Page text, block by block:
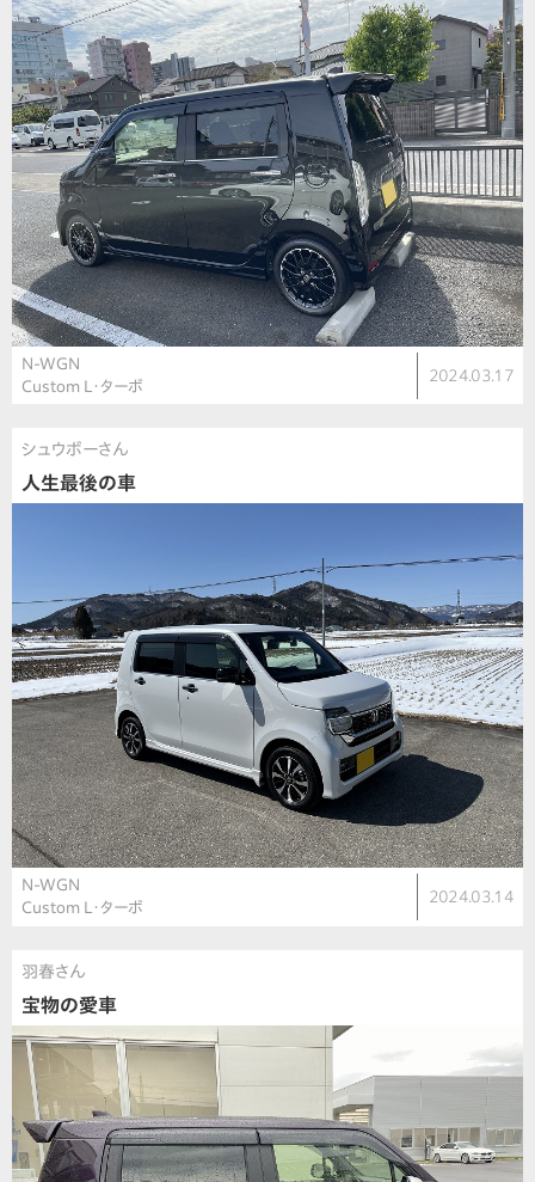
N-WGN
Custom L・ターボ
2024.03.17
シュウボーさん
人生最後の車
N-WGN
Custom L・ターボ
2024.03.14
羽春さん
宝物の愛車